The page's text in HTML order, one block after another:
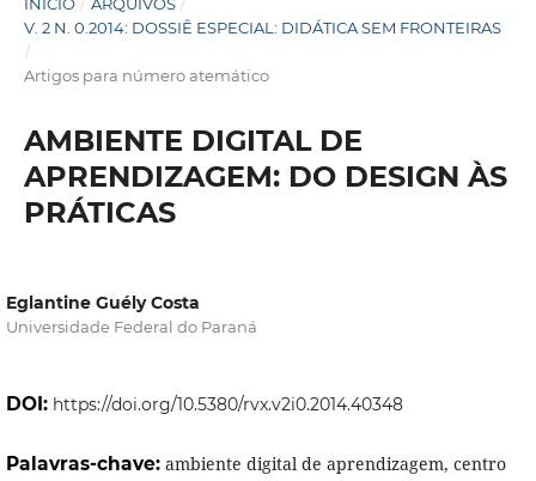
V. 2 N. 0.2014: DOSSIÊ ESPECIAL: DIDÁTICA SEM FRONTEIRAS
/
Artigos para número atemático
AMBIENTE DIGITAL DE
APRENDIZAGEM: DO DESIGN ÀS
PRÁTICAS
Eglantine Guély Costa
Universidade Federal do Paraná
DOI: https://doi.org/10.5380/rvx.v2i0.2014.40348
Palavras-chave: ambiente digital de aprendizagem, centro